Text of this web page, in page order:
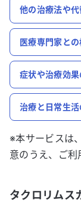
他の治療法や
医療専門家と
症状や治療効
治療と日常生
※本サービスは、
意のうえ、ご利
タクロリムス